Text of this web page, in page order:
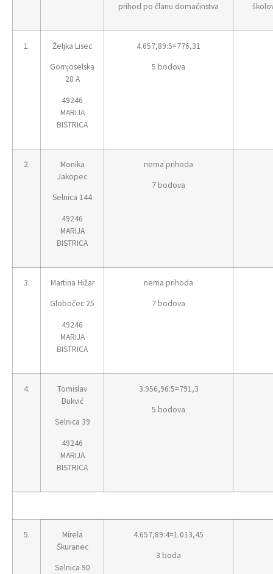
prihod po članu domaćinstva
1. Željka Lisec
Gornjoselska
28 A
49246
MARIJA
BISTRICA
4.657,89:5=776,31
5 bodova
2.
Monika
Jakopec
Selnica 144
49246
MARIJA
BISTRICA
nema prihoda
7 bodova
3. Martina Hižar
Globočec 25
49246
MARIJA
BISTRICA
nema prihoda
7 bodova
4.
Tomislav
Bukvić
Selnica 39
49246
MARIJA
BISTRICA
3.956,96:5=791,3
5 bodova
5.
Mirela
Škuranec
Selnica 90
4.657,89:4=1.013,45
3 boda